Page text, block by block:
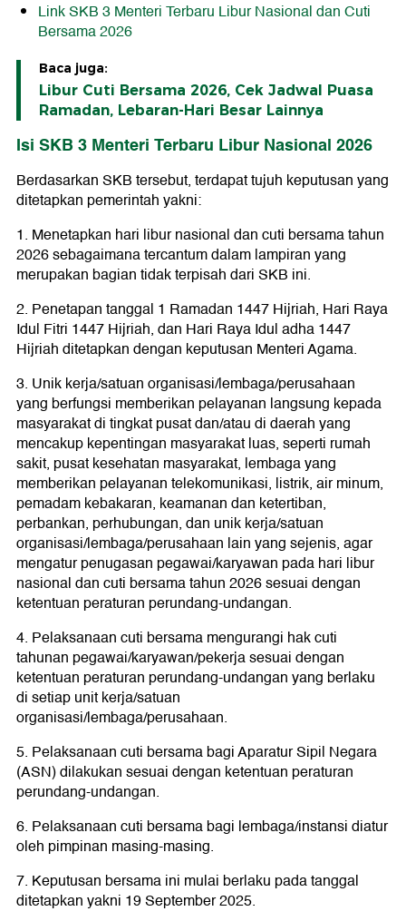
Link SKB 3 Menteri Terbaru Libur Nasional dan Cuti
Bersama 2026
Baca juga:
Libur Cuti Bersama 2026, Cek Jadwal Puasa
Ramadan, Lebaran-Hari Besar Lainnya
Isi SKB 3 Menteri Terbaru Libur Nasional 2026
Berdasarkan SKB tersebut, terdapat tujuh keputusan yang
ditetapkan pemerintah yakni:
1. Menetapkan hari libur nasional dan cuti bersama tahun
2026 sebagaimana tercantum dalam lampiran yang
merupakan bagian tidak terpisah dari SKB ini.
2. Penetapan tanggal 1 Ramadan 1447 Hijriah, Hari Raya
Idul Fitri 1447 Hijriah, dan Hari Raya Idul adha 1447
Hijriah ditetapkan dengan keputusan Menteri Agama.
3. Unik kerja/satuan organisasi/lembaga/perusahaan
yang berfungsi memberikan pelayanan langsung kepada
masyarakat di tingkat pusat dan/atau di daerah yang
mencakup kepentingan masyarakat luas, seperti rumah
sakit, pusat kesehatan masyarakat, lembaga yang
memberikan pelayanan telekomunikasi, listrik, air minum,
pemadam kebakaran, keamanan dan ketertiban,
perbankan, perhubungan, dan unik kerja/satuan
organisasi/lembaga/perusahaan lain yang sejenis, agar
mengatur penugasan pegawai/karyawan pada hari libur
nasional dan cuti bersama tahun 2026 sesuai dengan
ketentuan peraturan perundang-undangan.
4. Pelaksanaan cuti bersama mengurangi hak cuti
tahunan pegawai/karyawan/pekerja sesuai dengan
ketentuan peraturan perundang-undangan yang berlaku
di setiap unit kerja/satuan
organisasi/lembaga/perusahaan.
5. Pelaksanaan cuti bersama bagi Aparatur Sipil Negara
(ASN) dilakukan sesuai dengan ketentuan peraturan
perundang-undangan.
6. Pelaksanaan cuti bersama bagi lembaga/instansi diatur
oleh pimpinan masing-masing.
7. Keputusan bersama ini mulai berlaku pada tanggal
ditetapkan yakni 19 September 2025.